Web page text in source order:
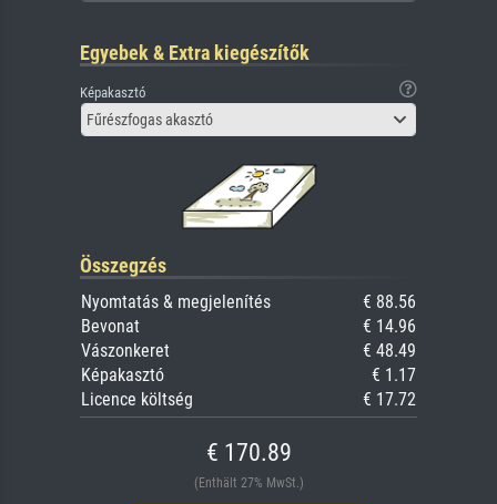
Egyebek & Extra kiegészítők
Képakasztó
Fűrészfogas akasztó
Összegzés
Nyomtatás & megjelenítés
€ 88.56
Bevonat
€ 14.96
Vászonkeret
€ 48.49
Képakasztó
€ 1.17
Licence költség
€ 17.72
€ 170.89
(Enthält 27% MwSt.)